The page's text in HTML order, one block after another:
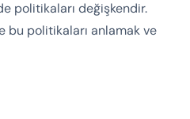
politikaları değişkendir.
bu politikaları anlamak ve